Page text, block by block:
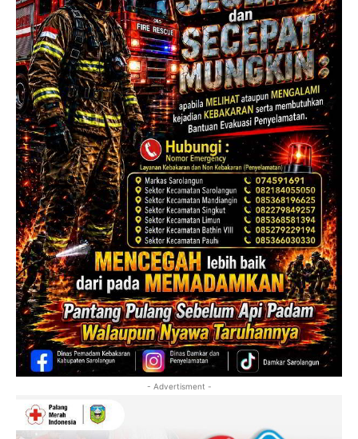
- Advertisment -